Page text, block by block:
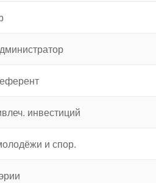
инвестиций
и спор.